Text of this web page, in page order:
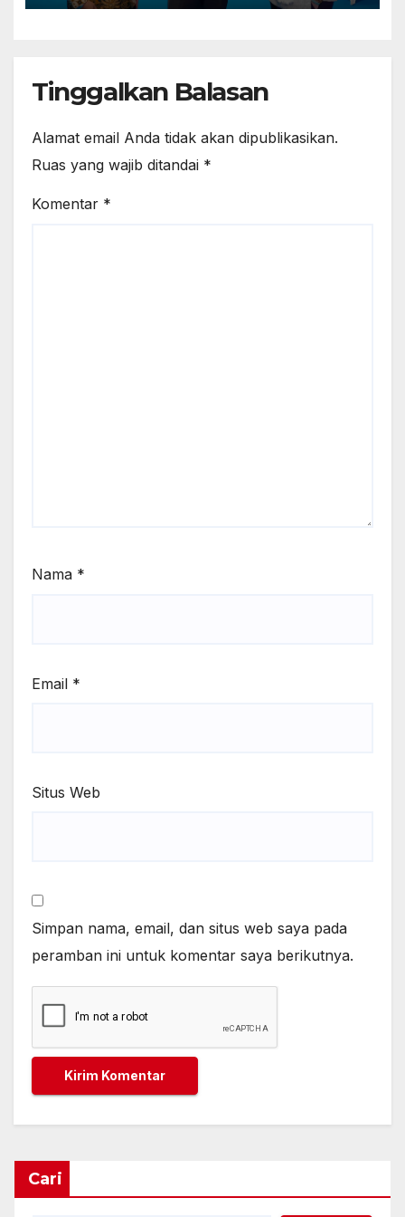
Tinggalkan Balasan
Alamat email Anda tidak akan dipublikasikan.
Ruas yang wajib ditandai *
Komentar *
Nama *
Email *
Situs Web
Simpan nama, email, dan situs web saya pada
peramban ini untuk komentar saya berikutnya.
Cari